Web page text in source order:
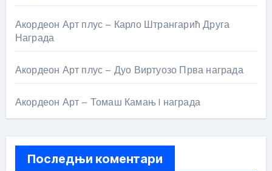
Акордеон Арт плус – Карло Штрангарић Друга
Награда
Акордеон Арт плус – Дуо Виртуозо Прва награда
Акордеон Арт – Томаш Камањ I награда
Последњи коментари